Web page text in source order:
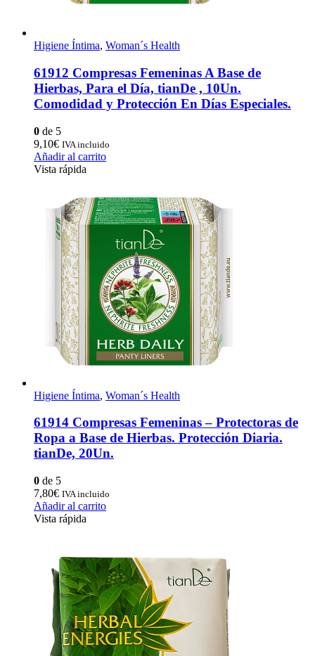
Higiene Íntima, Woman´s Health
61912 Compresas Femeninas A Base de
Hierbas, Para el Día, tianDe , 10Un.
Comodidad y Protección En Días Especiales.
0 de 5
9,10€ IVA incluido
Añadir al carrito
Vista rápida
Higiene Íntima, Woman´s Health
61914 Compresas Femeninas – Protectoras de
Ropa a Base de Hierbas. Protección Diaria.
tianDe, 20Un.
0 de 5
7,80€ IVA incluido
Añadir al carrito
Vista rápida